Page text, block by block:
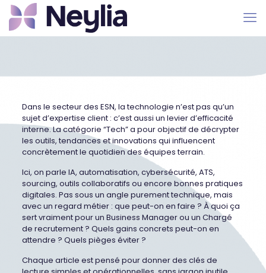
Dans le secteur des ESN, la technologie n’est pas qu’un
sujet d’expertise client : c’est aussi un levier d’efficacité
interne. La catégorie “Tech” a pour objectif de décrypter
les outils, tendances et innovations qui influencent
concrètement le quotidien des équipes terrain.
Ici, on parle IA, automatisation, cybersécurité, ATS,
sourcing, outils collaboratifs ou encore bonnes pratiques
digitales. Pas sous un angle purement technique, mais
avec un regard métier : que peut-on en faire ? À quoi ça
sert vraiment pour un Business Manager ou un Chargé
de recrutement ? Quels gains concrets peut-on en
attendre ? Quels pièges éviter ?
Chaque article est pensé pour donner des clés de